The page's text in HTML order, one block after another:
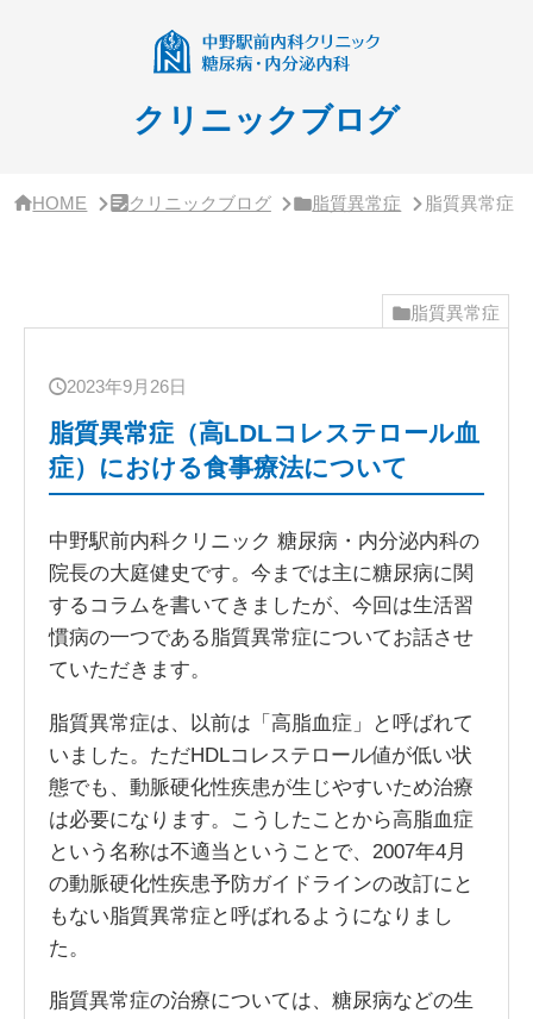
クリニックブログ
HOME クリニックブログ 脂質異常症 脂質異常症
脂質異常症
2023年9月26日
脂質異常症（高LDLコレステロール血
症）における食事療法について
中野駅前内科クリニック 糖尿病・内分泌内科の
院長の大庭健史です。今までは主に糖尿病に関
するコラムを書いてきましたが、今回は生活習
慣病の一つである脂質異常症についてお話させ
ていただきます。
脂質異常症は、以前は「高脂血症」と呼ばれて
いました。ただHDLコレステロール値が低い状
態でも、動脈硬化性疾患が生じやすいため治療
は必要になります。こうしたことから高脂血症
という名称は不適当ということで、2007年4月
の動脈硬化性疾患予防ガイドラインの改訂にと
もない脂質異常症と呼ばれるようになりまし
た。
脂質異常症の治療については、糖尿病などの生